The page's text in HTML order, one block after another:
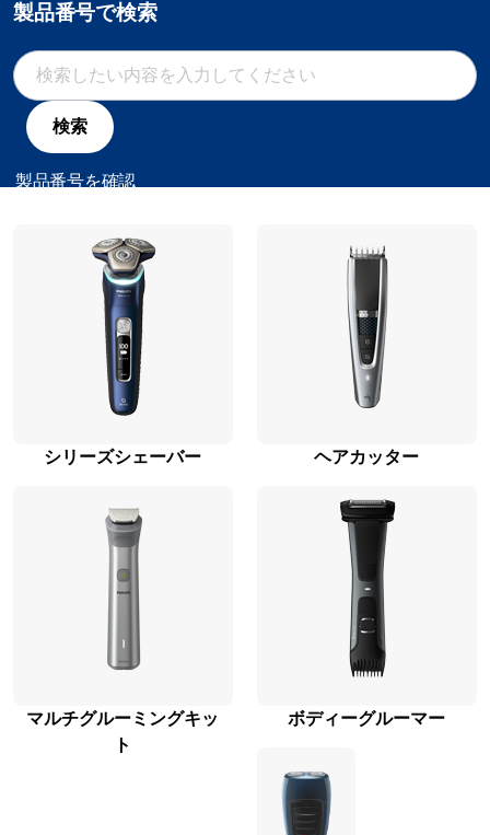
製品番号で検索
検索
製品番号を確認
シリーズシェーバー ヘアカッター
マルチグルーミングキッ
ト
ボディーグルーマー